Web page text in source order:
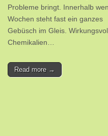
Probleme bringt. Innerhalb
Wochen steht fast ein ganzes
Gebüsch im Gleis.
Chemikalien…
Read more →